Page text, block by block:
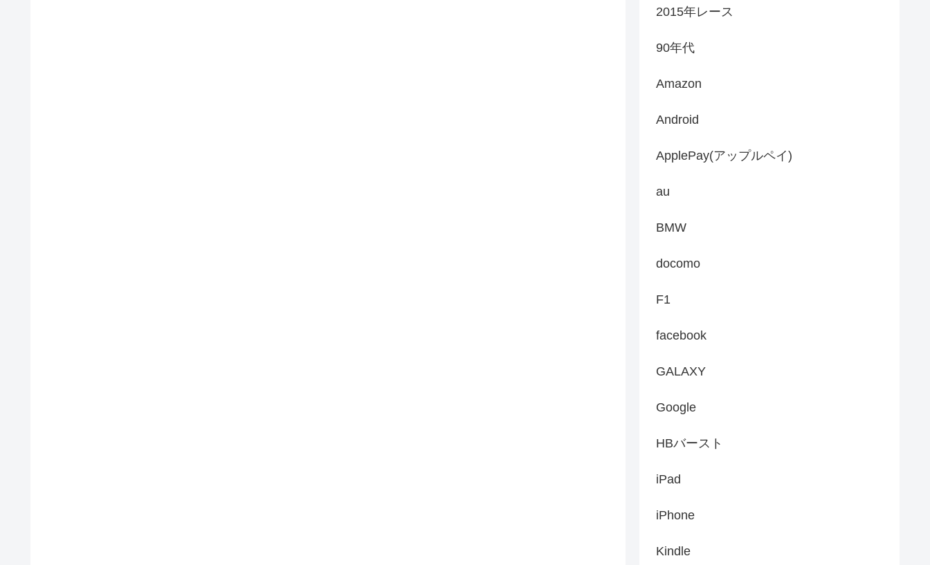
2015年レース
90年代
Amazon
Android
ApplePay(アップルペイ)
au
BMW
docomo
F1
facebook
GALAXY
Google
HBバースト
iPad
iPhone
Kindle